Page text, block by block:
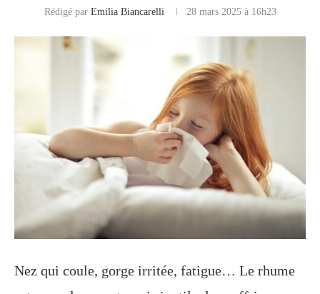
Rédigé par Emilia Biancarelli 28 mars 2025 à 16h23
Nez qui coule, gorge irritée, fatigue… Le rhume